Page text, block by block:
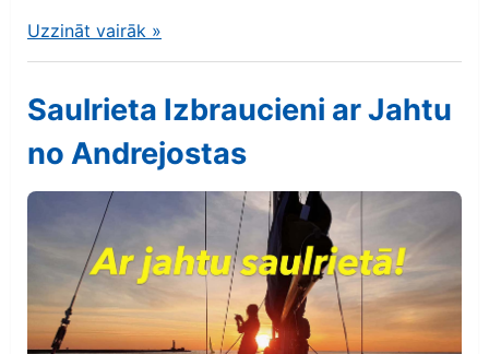
Uzzināt vairāk »
Saulrieta Izbraucieni ar Jahtu
no Andrejostas